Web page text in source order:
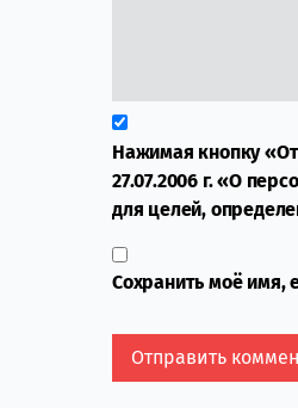
Нажимая кнопку
27.07.2006 г. «О
для целей,
Сохранить моё имя,